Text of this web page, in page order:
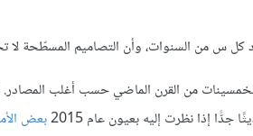
كل س من السنوات، وأن التصاميم
بعض